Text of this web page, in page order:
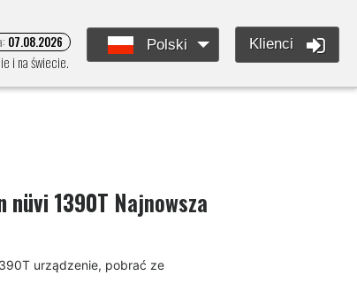
i na świecie.
07.08.2026 Polski Klienci
nüvi 1390T Najnowsza
urządzenie, pobrać ze